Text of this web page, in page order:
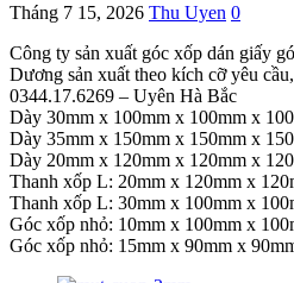
Tháng 7 15, 2026 Thu Uyen 0
Công ty sản xuất góc xốp dán giấy
Dương sản xuất theo kích cỡ yêu
0344.17.6269 – Uyên Hà Bắc
Dày 30mm x 100mm x 100mm x
Dày 35mm x 150mm x 150mm x
Dày 20mm x 120mm x 120mm x
Thanh xốp L: 20mm x 120mm x
Thanh xốp L: 30mm x 100mm x
Góc xốp nhỏ: 10mm x 100mm x
Góc xốp nhỏ: 15mm x 90mm x